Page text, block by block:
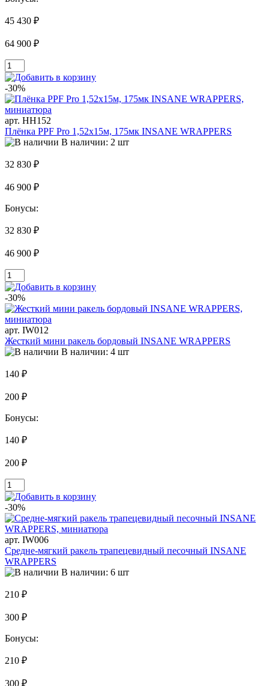
45 430 ₽
64 900 ₽
-30%
арт. HH152
Плёнка PPF Pro 1,52x15м, 175мк INSANE WRAPPERS
В наличии: 2 шт
32 830 ₽
46 900 ₽
Бонусы:
32 830 ₽
46 900 ₽
-30%
арт. IW012
Жесткий мини ракель бордовый INSANE WRAPPERS
В наличии: 4 шт
140 ₽
200 ₽
Бонусы:
140 ₽
200 ₽
-30%
арт. IW006
Средне-мягкий ракель трапецевидный песочный INSANE
WRAPPERS
В наличии: 6 шт
210 ₽
300 ₽
Бонусы:
210 ₽
300 ₽